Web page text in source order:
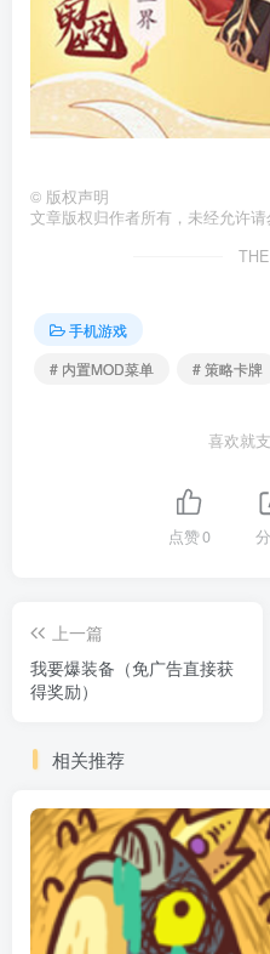
© 版权声明
文章版权归作者所有，未经允许请
手机游戏
# 内置MOD菜单
# 策略卡牌
喜欢就
点赞0
上一篇
我要爆装备（免广告直接获
得奖励）
相关推荐